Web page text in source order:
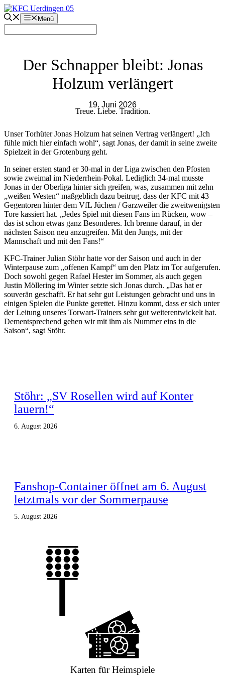
Zum
Inhalt
springen
Menü
Der Schnapper bleibt: Jonas
Holzum verlängert
19. Juni 2026
Treue. Liebe. Tradition.
Unser Torhüter Jonas Holzum hat seinen Vertrag verlängert! „Ich
fühle mich hier einfach wohl“, sagt Jonas, der damit in seine zweite
Spielzeit in der Grotenburg geht.
In seiner ersten stand er 30-mal in der Liga zwischen den Pfosten
sowie zweimal im Niederrhein-Pokal. Lediglich 34-mal musste
Jonas in der Oberliga hinter sich greifen, was, zusammen mit zehn
„weißen Westen“ maßgeblich dazu beitrug, dass der KFC mit 43
Gegentoren hinter dem VfL Jüchen / Garzweiler die zweitwenigsten
Tore kassiert hat. „Jedes Spiel mit diesen Fans im Rücken, wow –
das ist schon etwas ganz Besonderes. Ich brenne darauf, in der
nächsten Saison neu anzugreifen. Mit den Jungs, mit der
Mannschaft und mit den Fans!“
KFC-Trainer Julian Stöhr hatte vor der Saison und auch in der
Winterpause zum „offenen Kampf“ um den Platz im Tor aufgerufen.
Doch sowohl gegen Rafael Hester im Sommer, als auch gegen
Justin Möllering im Winter setzte sich Jonas durch. „Das hat er
souverän geschafft. Er hat sehr gut Leistungen gebracht und uns in
einigen Spielen die Punkte gerettet. Hinzu kommt, dass er sich unter
der Leitung unseres Torwart-Trainers sehr gut weiterentwickelt hat.
Dementsprechend gehen wir mit ihm als Nummer eins in die
Saison“, sagt Stöhr.
Stöhr: „SV Rosellen wird auf Konter
lauern!“
6. August 2026
Fanshop-Container öffnet am 6. August
letztmals vor der Sommerpause
5. August 2026
Karten für Heimspiele